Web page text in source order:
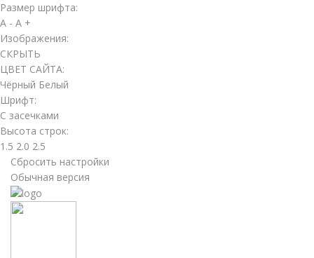
Размер шрифта:
A - A +
Изображения:
СКРЫТЬ
ЦВЕТ САЙТА:
Чёрный Белый
Шрифт:
С засечками
Высота строк:
1.5 2.0 2.5
Сбросить настройки
Обычная версия